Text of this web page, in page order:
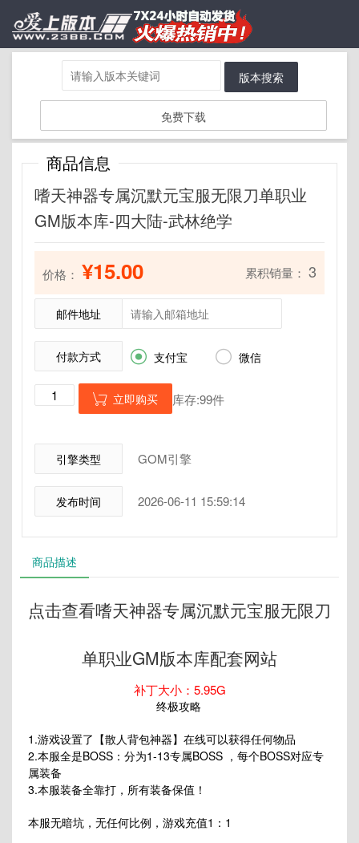
版本搜索
免费下载
商品信息
嗜天神器专属沉默元宝服无限刀单职业
GM版本库-四大陆-武林绝学
价格： ¥15.00 累积销量： 3
邮件地址
付款方式  支付宝  微信
 立即购买 库存:99件
引擎类型 GOM引擎
发布时间 2026-06-11 15:59:14
商品描述
点击查看嗜天神器专属沉默元宝服无限刀
单职业GM版本库配套网站
补丁大小：5.95G
终极攻略
1.游戏设置了【散人背包神器】在线可以获得任何物品
2.本服全是BOSS：分为1-13专属BOSS ，每个BOSS对应专
属装备
3.本服装备全靠打，所有装备保值！
本服无暗坑，无任何比例，游戏充值1：1